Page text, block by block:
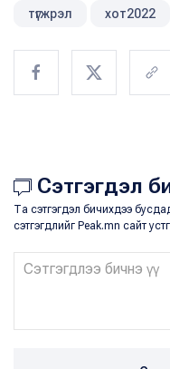
түгжрэл хот2022
Сэтгэгдэл
Та сэтгэгдэл бичихдээ
сэтгэгдлийг Peak.mn сайт